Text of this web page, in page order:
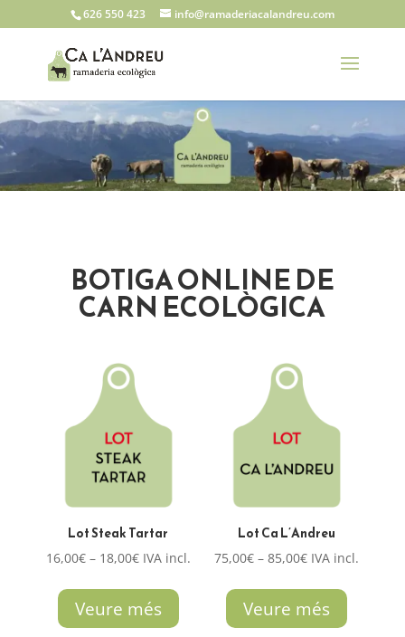
626 550 423 info@ramaderiacalandreu.com
BOTIGA ONLINE DE
CARN ECOLÒGICA
Lot Steak Tartar
16,00€ – 18,00€Interval
preus:
16,00€
IVA incl.
Veure més
Lot Ca L’Andreu
75,00€ – 85,00€Interval
preus:
75,00€
IVA incl.
Veure més